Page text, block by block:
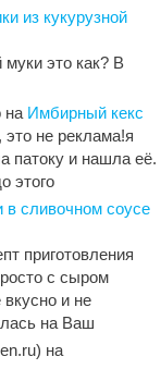
из кукурузной
муки это как? В
на Имбирный кекс
это не реклама!я
патоку и нашла её.
этого
в сливочном соусе
приготовления
с сыром
и не
на Ваш
на